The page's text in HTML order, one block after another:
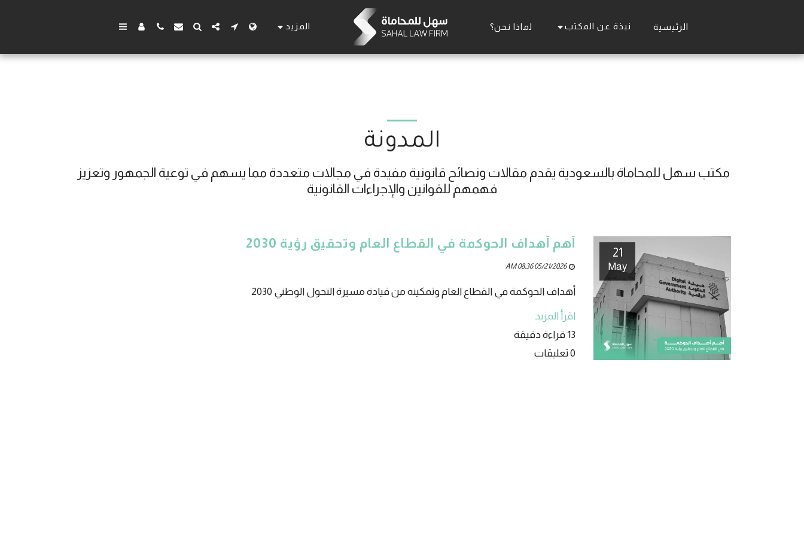
الرئيسية نبذة عن المكتب لماذا نحن؟ المزيد
المدونة
فهمهم للقوانين والإجراءات القانونية
21
May
أهم أهداف الحوكمة في القطاع العام وتحقيق رؤية 2030
05/21/2026 08:36 AM
أهداف الحوكمة في القطاع العام وتمكينه من قيادة مسيرة التحول الوطني 2030
اقرأ المزيد
13 قراءة دقيقة
0 تعليقات